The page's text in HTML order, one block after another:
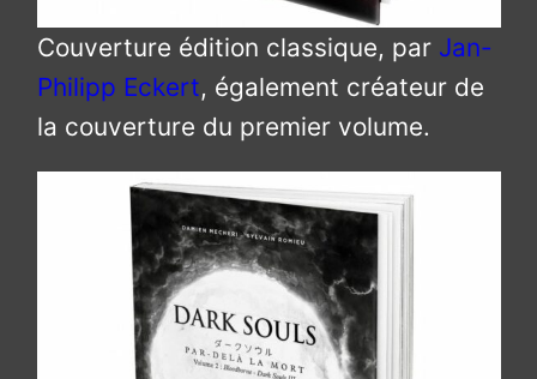
Couverture édition classique, par Jan-
Philipp Eckert, également créateur de
la couverture du premier volume.